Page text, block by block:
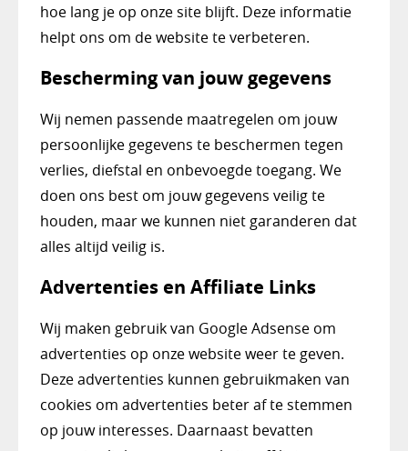
hoe lang je op onze site blijft. Deze informatie
helpt ons om de website te verbeteren.
Bescherming van jouw gegevens
Wij nemen passende maatregelen om jouw
persoonlijke gegevens te beschermen tegen
verlies, diefstal en onbevoegde toegang. We
doen ons best om jouw gegevens veilig te
houden, maar we kunnen niet garanderen dat
alles altijd veilig is.
Advertenties en Affiliate Links
Wij maken gebruik van Google Adsense om
advertenties op onze website weer te geven.
Deze advertenties kunnen gebruikmaken van
cookies om advertenties beter af te stemmen
op jouw interesses. Daarnaast bevatten